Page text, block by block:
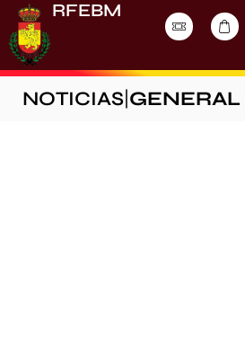
RFEBM
NOTICIAS GENERAL